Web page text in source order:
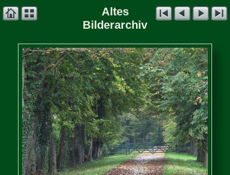
Altes
Bilderarchiv